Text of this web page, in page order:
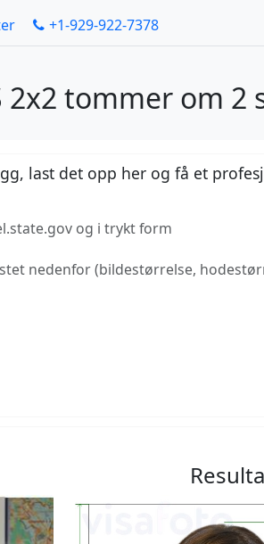
+1-929-922-7378
2x2 tommer om 2
last det opp her og få et
og i trykt form
nedenfor (bildestørrelse,